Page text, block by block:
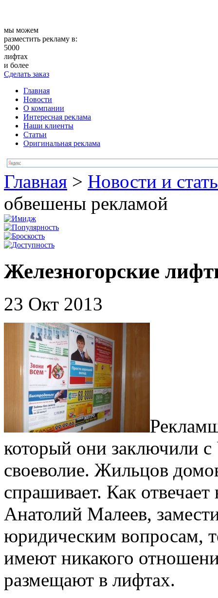
мы можем
разместить рекламу в:
5000
лифтах
и более
Сделать заказ
Главная
Новости
О компании
Интересная реклама
Наши клиенты
Статьи
Оригинальная реклама
Главная > Новости и
обвешены рекламой
Железногорские
23 Окт 2013
который они заключили
своеволие. Жильцов
спрашивает. Как
Анатолий Малеев,
юридическим вопросам,
имеют никакого
размещают в лифтах.